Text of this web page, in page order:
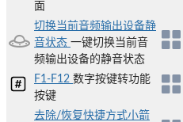
面
切换当前音频输出设备静
音状态 一键切换当前音
频输出设备的静音状态
F1-F12 数字按键转功能
按键
去除/恢复快捷方式小箭